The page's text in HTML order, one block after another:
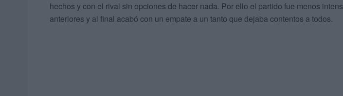
hechos y con el rival sin opciones de hacer nada. Por ello el partido fue menos
anteriores y al final acabó con un empate a un tanto que dejaba contentos a todos.